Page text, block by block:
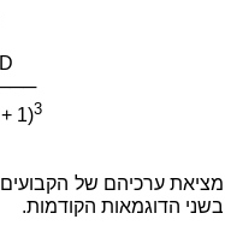
1)3
בשני הדוגמאות הקודמות.